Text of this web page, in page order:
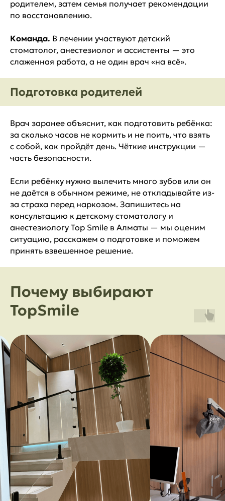
родителем, затем семья получает рекомендации
по восстановлению.
Команда. В лечении участвуют детский
стоматолог, анестезиолог и ассистенты — это
слаженная работа, а не один врач «на всё».
Подготовка родителей
Врач заранее объяснит, как подготовить ребёнка:
за сколько часов не кормить и не поить, что взять
с собой, как пройдёт день. Чёткие инструкции —
часть безопасности.
Если ребёнку нужно вылечить много зубов или он
не даётся в обычном режиме, не откладывайте из-
за страха перед наркозом. Запишитесь на
консультацию к детскому стоматологу и
анестезиологу Top Smile в Алматы — мы оценим
ситуацию, расскажем о подготовке и поможем
принять взвешенное решение.
Почему выбирают
TopSmile